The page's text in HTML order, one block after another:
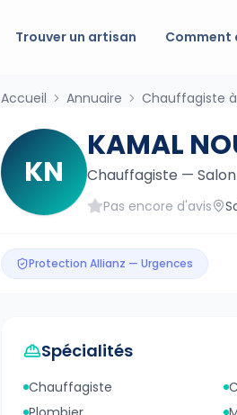
Trouver un artisan Comment
Accueil Annuaire Chauffagiste
KN
KAMAL
Chauffagiste —
Pas encore d'avis
Protection Allianz — Urgences
Spécialités
Chauffagiste